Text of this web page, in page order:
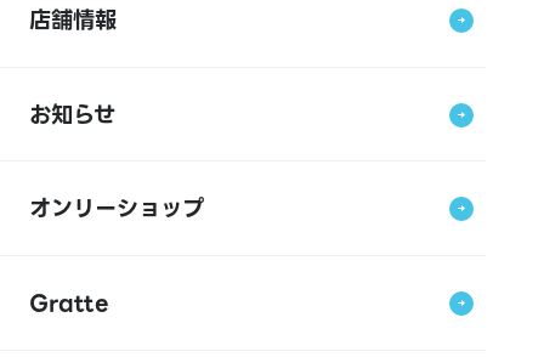
店舗情報
お知らせ
オンリーショップ
Gratte